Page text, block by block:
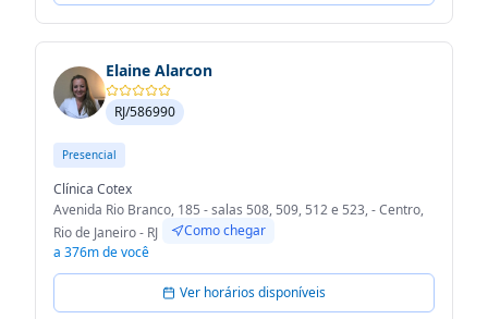
Elaine Alarcon
RJ/586990
Presencial
Clínica Cotex
Avenida Rio Branco, 185 - salas 508, 509, 512 e 523, - Centro,
Rio de Janeiro - RJ
Como chegar
a 376m de você
Ver horários disponíveis